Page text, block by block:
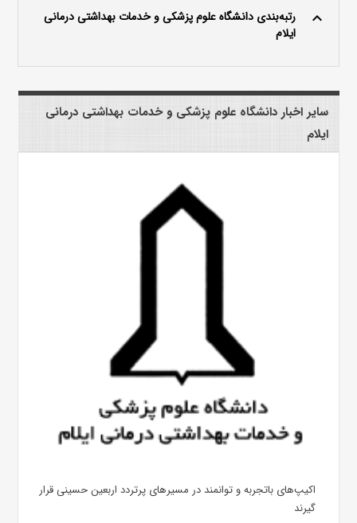
keyboard_arrow_up
رتبه‌بندی دانشگاه علوم پزشکی و خدمات بهداشتی درمانی
ایلام
سایر اخبار دانشگاه علوم پزشکی و خدمات بهداشتی درمانی
ایلام
اکیپ‌های باتجربه و توانمند در مسیرهای پرتردد اربعین حسینی قرار
گیرند